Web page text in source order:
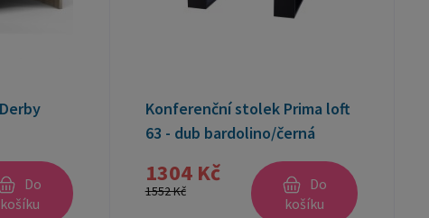
Do
košíku
Konferenční stolek Prima loft
63 - dub bardolino/černá
1304 Kč
1552 Kč
Do
košíku